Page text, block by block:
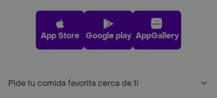
App Store Google play AppGallery
Pide tu comida favorita cerca de ti